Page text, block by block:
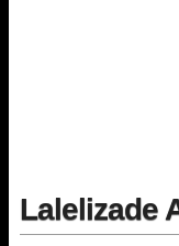
Lalelizade